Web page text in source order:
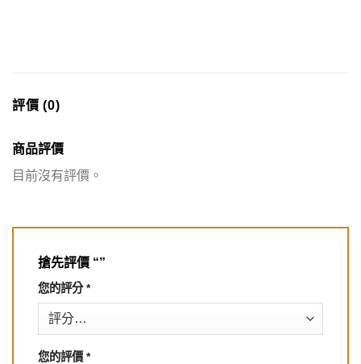
評價 (0)
商品評價
目前沒有評價。
搶先評價 “”
您的評分*
您的評價 *